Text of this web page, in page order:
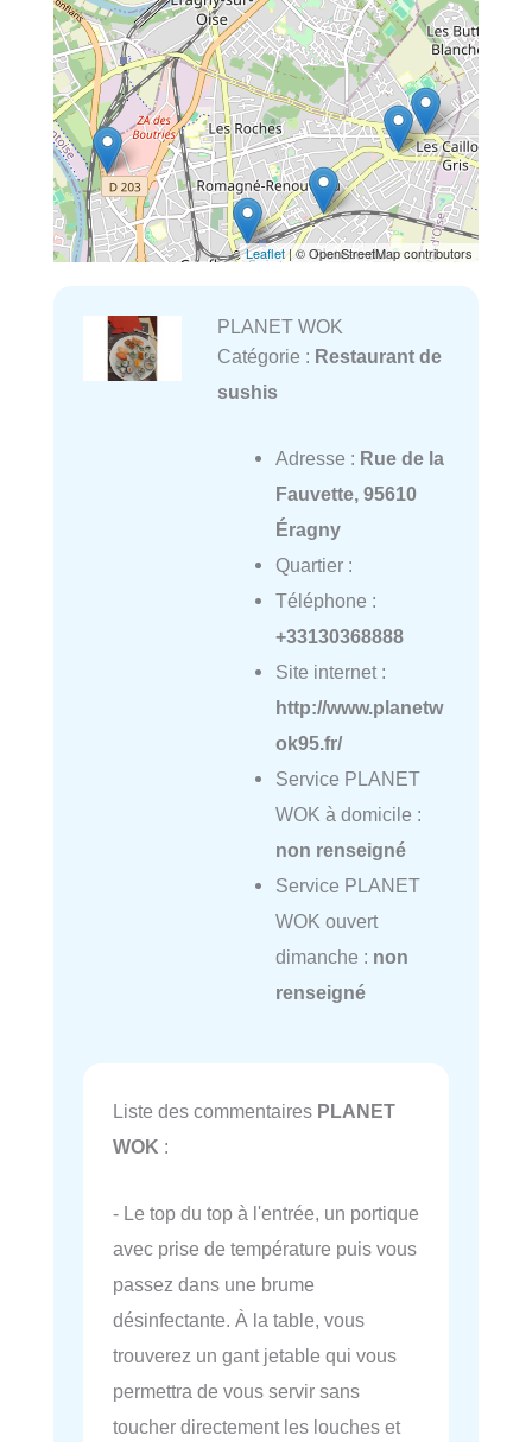
Leaflet| © OpenStreetMap contributors
PLANET WOK
Catégorie : Restaurant de
sushis
Adresse : Rue de la
Fauvette, 95610
Éragny
Quartier :
Téléphone :
+33130368888
Site internet :
http://www.planetw
ok95.fr/
Service PLANET
WOK à domicile :
non renseigné
Service PLANET
WOK ouvert
dimanche : non
renseigné
Liste des commentaires PLANET
WOK :
- Le top du top à l'entrée, un portique
avec prise de température puis vous
passez dans une brume
désinfectante. À la table, vous
trouverez un gant jetable qui vous
permettra de vous servir sans
toucher directement les louches et